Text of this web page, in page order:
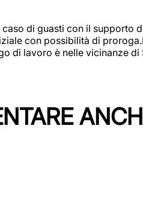
di guasti con il supporto
con possibilità di
di lavoro è nelle vicinanze